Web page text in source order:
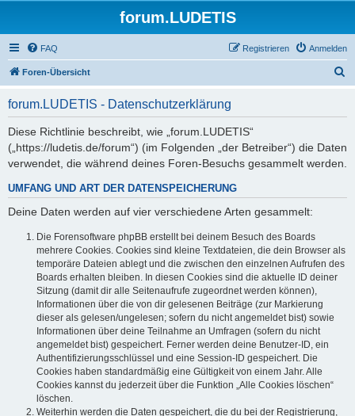
forum.LUDETIS
FAQ Anmelden
Registrieren
Foren-Übersicht
forum.LUDETIS - Datenschutzerklärung
Diese Richtlinie beschreibt, wie „forum.LUDETIS“
(„https://ludetis.de/forum“) (im Folgenden „der Betreiber“) die Daten
verwendet, die während deines Foren-Besuchs gesammelt werden.
UMFANG UND ART DER DATENSPEICHERUNG
Deine Daten werden auf vier verschiedene Arten gesammelt:
Die Forensoftware phpBB erstellt bei deinem Besuch des Boards
mehrere Cookies. Cookies sind kleine Textdateien, die dein Browser als
temporäre Dateien ablegt und die zwischen den einzelnen Aufrufen des
Boards erhalten bleiben. In diesen Cookies sind die aktuelle ID deiner
Sitzung (damit dir alle Seitenaufrufe zugeordnet werden können),
Informationen über die von dir gelesenen Beiträge (zur Markierung
dieser als gelesen/ungelesen; sofern du nicht angemeldet bist) sowie
Informationen über deine Teilnahme an Umfragen (sofern du nicht
angemeldet bist) gespeichert. Ferner werden deine Benutzer-ID, ein
Authentifizierungsschlüssel und eine Session-ID gespeichert. Die
Cookies haben standardmäßig eine Gültigkeit von einem Jahr. Alle
Cookies kannst du jederzeit über die Funktion „Alle Cookies löschen“
löschen.
Weiterhin werden die Daten gespeichert, die du bei der Registrierung,